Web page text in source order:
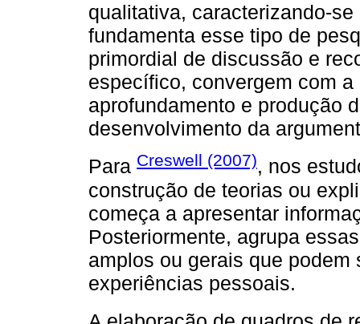
qualitativa, caracterizando-
fundamenta esse tipo de
primordial de discussão e
específico, convergem com
aprofundamento e produção
desenvolvimento da
Para Creswell (2007), nos
construção de teorias ou
começa a apresentar
Posteriormente, agrupa
amplos ou gerais que
experiências pessoais.